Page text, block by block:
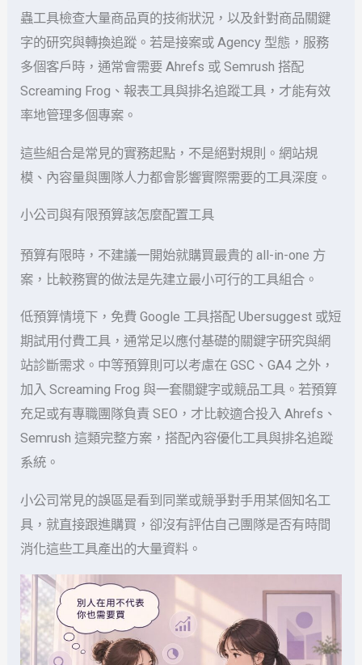
蟲工具檢查大量商品頁的技術狀況，以及針對商品關鍵
字的研究與轉換追蹤。若是接案或 Agency 型態，服務
多個客戶時，通常會需要 Ahrefs 或 Semrush 搭配
Screaming Frog、報表工具與排名追蹤工具，才能有效
率地管理多個專案。
這些組合是常見的實務起點，不是絕對規則。網站規
模、內容量與團隊人力都會影響實際需要的工具深度。
小公司與有限預算該怎麼配置工具
預算有限時，不建議一開始就購買最貴的 all-in-one 方
案，比較務實的做法是先建立最小可行的工具組合。
低預算情境下，免費 Google 工具搭配 Ubersuggest 或短
期試用付費工具，通常足以應付基礎的關鍵字研究與網
站診斷需求。中等預算則可以考慮在 GSC、GA4 之外，
加入 Screaming Frog 與一套關鍵字或競品工具。若預算
充足或有專職團隊負責 SEO，才比較適合投入 Ahrefs、
Semrush 這類完整方案，搭配內容優化工具與排名追蹤
系統。
小公司常見的誤區是看到同業或競爭對手用某個知名工
具，就直接跟進購買，卻沒有評估自己團隊是否有時間
消化這些工具產出的大量資料。